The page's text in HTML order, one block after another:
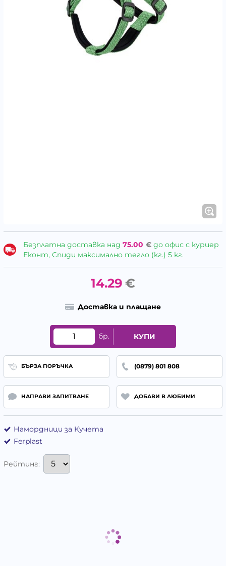
Безплатна доставка над 75.00 €до офис с куриер
Еконт, Спиди максимално тегло (кг.) 5 кг.
14.29 €
Доставка и плащане
бр. КУПИ
БЪРЗА ПОРЪЧКА (0879) 801 808
НАПРАВИ ЗАПИТВАНЕ ДОБАВИ В ЛЮБИМИ
Намордници за Кучета
Ferplast
Рейтинг: